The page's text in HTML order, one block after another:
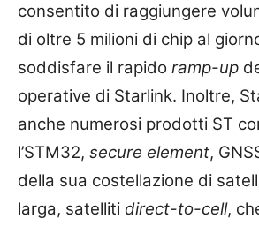
consentito di raggiungere
di oltre 5 milioni di chip al
soddisfare il rapido ramp-up
operative di Starlink. Inoltre,
anche numerosi prodotti ST
l’STM32, secure element,
della sua costellazione di
larga, satelliti direct-to-cell,